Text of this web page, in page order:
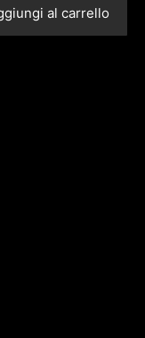
al carrello